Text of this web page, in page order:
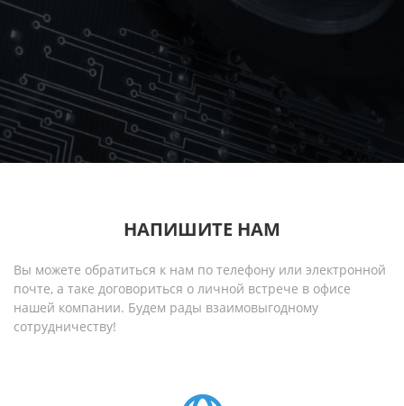
НАПИШИТЕ НАМ
Вы можете обратиться к нам по телефону или электронной
почте, а таке договориться о личной встрече в офисе
нашей компании. Будем рады взаимовыгодному
сотрудничеству!